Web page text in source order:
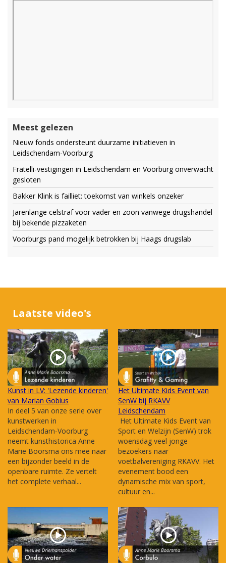
Meest gelezen
Nieuw fonds ondersteunt duurzame initiatieven in
Leidschendam-Voorburg
Fratelli-vestigingen in Leidschendam en Voorburg onverwacht
gesloten
Bakker Klink is failliet: toekomst van winkels onzeker
Jarenlange celstraf voor vader en zoon vanwege drugshandel
bij bekende pizzaketen
Voorburgs pand mogelijk betrokken bij Haags drugslab
Laatste video's
Kunst in LV: 'Lezende kinderen'
van Marian Gobius
In deel 5 van onze serie over
kunstwerken in
Leidschendam-Voorburg
neemt kunsthistorica Anne
Marie Boorsma ons mee naar
een bijzonder beeld in de
openbare ruimte. Ze vertelt
het complete verhaal...
Het Ultimate Kids Event van
SenW bij RKAVV
Leidschendam
Het Ultimate Kids Event van
Sport en Welzijn (SenW) trok
woensdag veel jonge
bezoekers naar
voetbalvereniging RKAVV. Het
evenement bood een
dynamische mix van sport,
cultuur en...